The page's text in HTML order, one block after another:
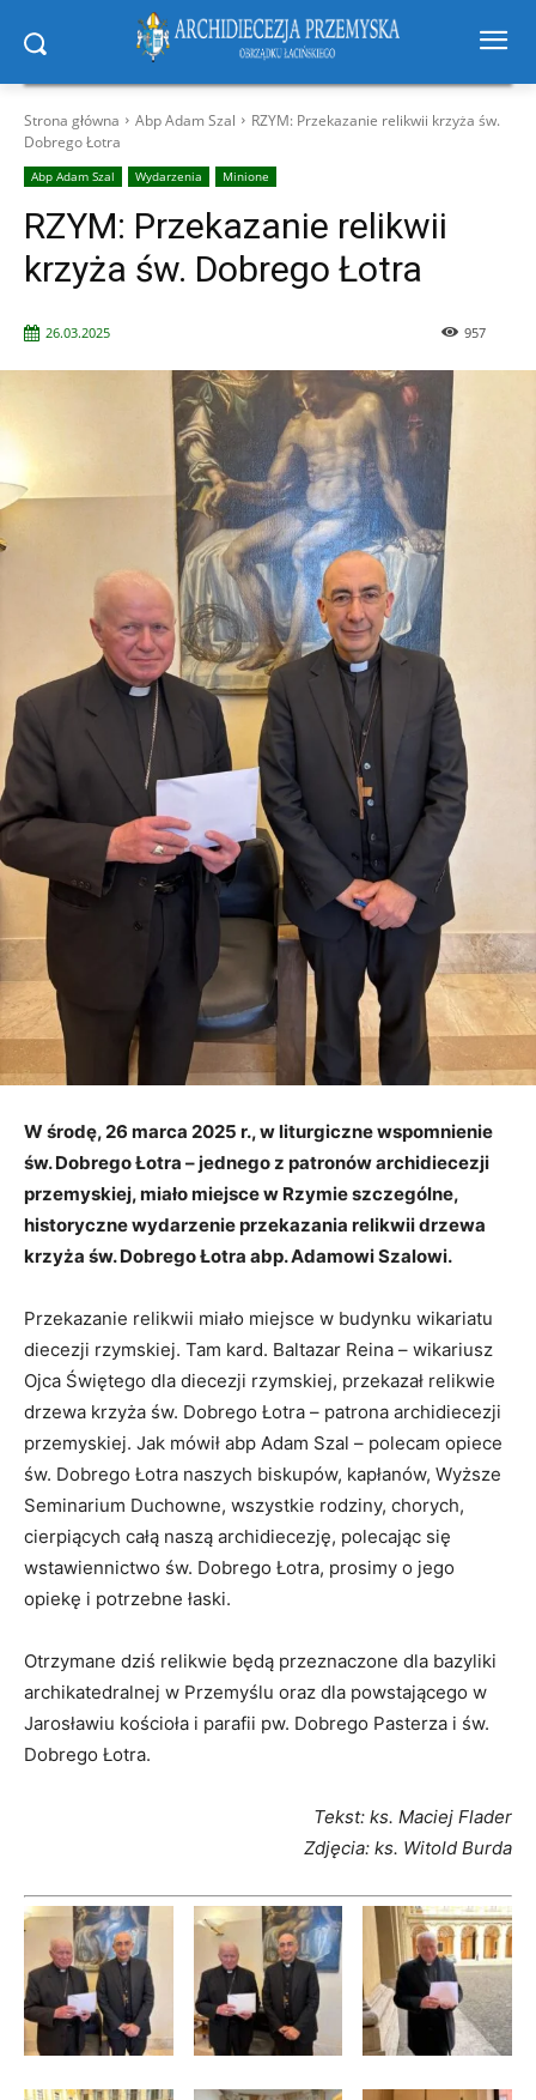
Strona główna Abp Adam Szal
RZYM: Przekazanie relikwii krzyża św.
Dobrego Łotra
Abp Adam Szal Wydarzenia Minione
RZYM: Przekazanie relikwii
krzyża św. Dobrego Łotra
26.03.2025 957
W środę, 26 marca 2025 r., w liturgiczne wspomnienie
św. Dobrego Łotra – jednego z patronów archidiecezji
przemyskiej, miało miejsce w Rzymie szczególne,
historyczne wydarzenie przekazania relikwii drzewa
krzyża św. Dobrego Łotra abp. Adamowi Szalowi.
Przekazanie relikwii miało miejsce w budynku wikariatu
diecezji rzymskiej. Tam kard. Baltazar Reina – wikariusz
Ojca Świętego dla diecezji rzymskiej, przekazał relikwie
drzewa krzyża św. Dobrego Łotra – patrona archidiecezji
przemyskiej. Jak mówił abp Adam Szal – polecam opiece
św. Dobrego Łotra naszych biskupów, kapłanów, Wyższe
Seminarium Duchowne, wszystkie rodziny, chorych,
cierpiących całą naszą archidiecezję, polecając się
wstawiennictwo św. Dobrego Łotra, prosimy o jego
opiekę i potrzebne łaski.
Otrzymane dziś relikwie będą przeznaczone dla bazyliki
archikatedralnej w Przemyślu oraz dla powstającego w
Jarosławiu kościoła i parafii pw. Dobrego Pasterza i św.
Dobrego Łotra.
Tekst: ks. Maciej Flader
Zdjęcia: ks. Witold Burda